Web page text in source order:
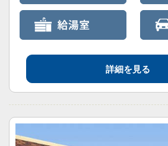
詳細を見る